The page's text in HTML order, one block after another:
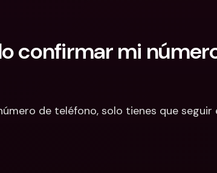
confirmar mi
de teléfono, solo tienes que seguir